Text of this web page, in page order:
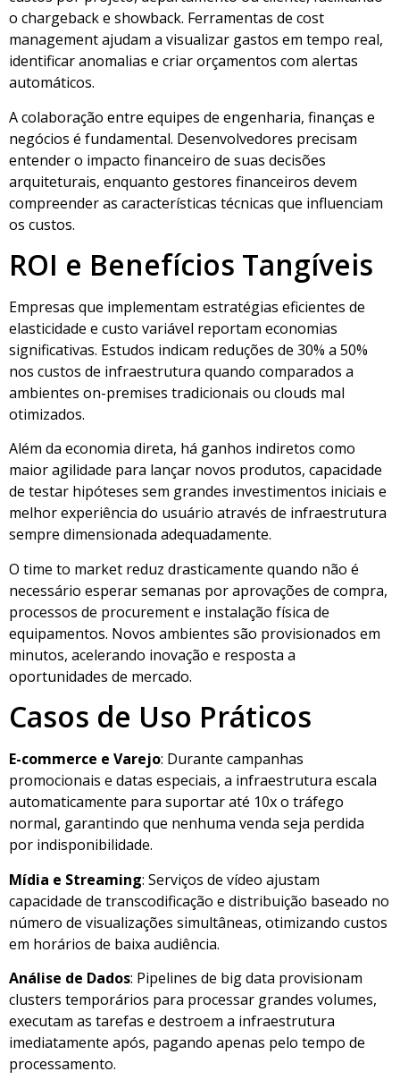
o chargeback e showback. Ferramentas de cost
management ajudam a visualizar gastos em tempo real,
identificar anomalias e criar orçamentos com alertas
automáticos.
A colaboração entre equipes de engenharia, finanças e
negócios é fundamental. Desenvolvedores precisam
entender o impacto financeiro de suas decisões
arquiteturais, enquanto gestores financeiros devem
compreender as características técnicas que influenciam
os custos.
ROI e Benefícios Tangíveis
Empresas que implementam estratégias eficientes de
elasticidade e custo variável reportam economias
significativas. Estudos indicam reduções de 30% a 50%
nos custos de infraestrutura quando comparados a
ambientes on-premises tradicionais ou clouds mal
otimizados.
Além da economia direta, há ganhos indiretos como
maior agilidade para lançar novos produtos, capacidade
de testar hipóteses sem grandes investimentos iniciais e
melhor experiência do usuário através de infraestrutura
sempre dimensionada adequadamente.
O time to market reduz drasticamente quando não é
necessário esperar semanas por aprovações de compra,
processos de procurement e instalação física de
equipamentos. Novos ambientes são provisionados em
minutos, acelerando inovação e resposta a
oportunidades de mercado.
Casos de Uso Práticos
E-commerce e Varejo: Durante campanhas
promocionais e datas especiais, a infraestrutura escala
automaticamente para suportar até 10x o tráfego
normal, garantindo que nenhuma venda seja perdida
por indisponibilidade.
Mídia e Streaming: Serviços de vídeo ajustam
capacidade de transcodificação e distribuição baseado no
número de visualizações simultâneas, otimizando custos
em horários de baixa audiência.
Análise de Dados: Pipelines de big data provisionam
clusters temporários para processar grandes volumes,
executam as tarefas e destroem a infraestrutura
imediatamente após, pagando apenas pelo tempo de
processamento.